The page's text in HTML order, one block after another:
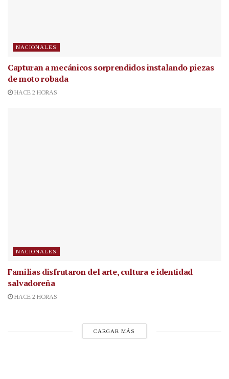
NACIONALES
Capturan a mecánicos sorprendidos instalando piezas
de moto robada
HACE 2 HORAS
NACIONALES
Familias disfrutaron del arte, cultura e identidad
salvadoreña
HACE 2 HORAS
CARGAR MÁS